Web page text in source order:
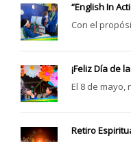
“English In
Con el
¡Feliz Día de
El 8 de mayo,
Retiro